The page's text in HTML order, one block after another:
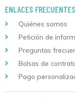
ENLACES FRECUENTES
Quiénes somos
Petición de
Preguntas
Bolsas de
Pago